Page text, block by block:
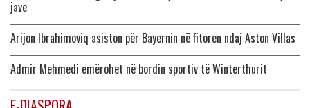
jave
Arijon Ibrahimoviq asiston për Bayernin në fitoren ndaj Aston Villas
Admir Mehmedi emërohet në bordin sportiv të Winterthurit